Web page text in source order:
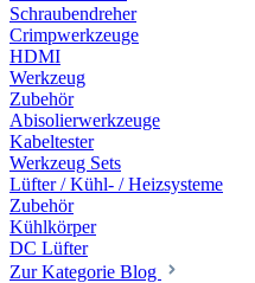
Schraubendreher
Crimpwerkzeuge
HDMI
Werkzeug
Zubehör
Abisolierwerkzeuge
Kabeltester
Werkzeug Sets
Lüfter / Kühl- / Heizsysteme
Zubehör
Kühlkörper
DC Lüfter
Zur Kategorie Blog